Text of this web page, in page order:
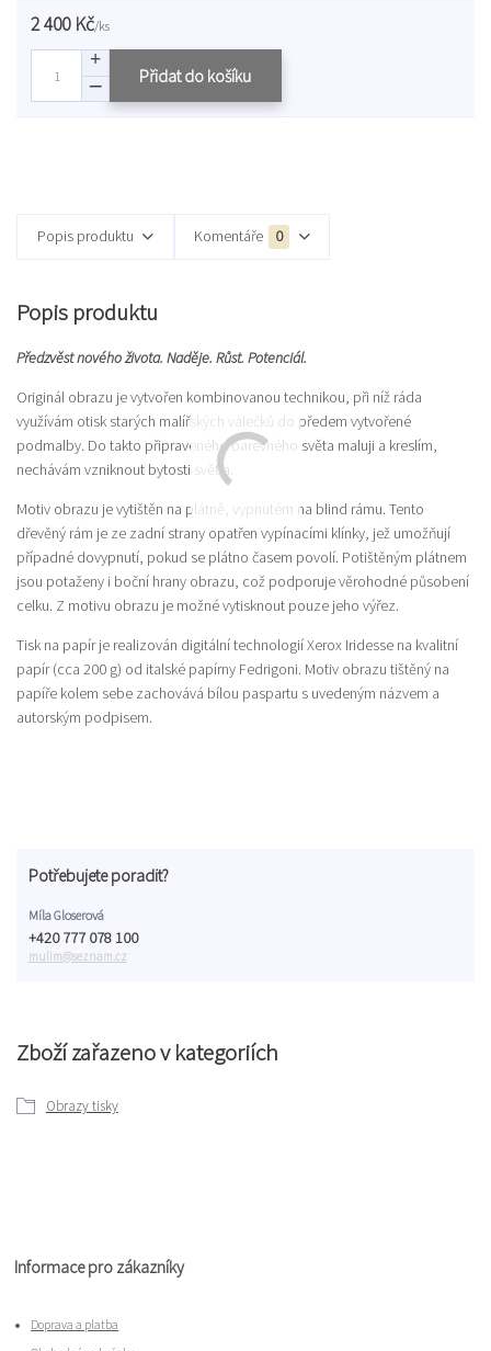
2 400 Kč/ks
Přidat do košíku
Popis produktu Komentáře 0
Popis produktu
Předzvěst nového života. Naděje. Růst. Potenciál.
Originál obrazu je vytvořen kombinovanou technikou, při níž ráda
využívám otisk starých malířských válečků do předem vytvořené
podmalby. Do takto připraveného barevného světa maluji a kreslím,
nechávám vzniknout bytosti světla.
Motiv obrazu je vytištěn na plátně, vypnutém na blind rámu. Tento
dřevěný rám je ze zadní strany opatřen vypínacími klínky, jež umožňují
případné dovypnutí, pokud se plátno časem povolí. Potištěným plátnem
jsou potaženy i boční hrany obrazu, což podporuje věrohodné působení
celku. Z motivu obrazu je možné vytisknout pouze jeho výřez.
Tisk na papír je realizován digitální technologií Xerox Iridesse na kvalitní
papír (cca 200 g) od italské papírny Fedrigoni. Motiv obrazu tištěný na
papíře kolem sebe zachovává bílou paspartu s uvedeným názvem a
autorským podpisem.
Zboží zařazeno v kategoriích
Obrazy tisky
Potřebujete poradit?
Míla Gloserová
+420 777 078 100
mulim@seznam.cz
Informace pro zákazníky
Doprava a platba